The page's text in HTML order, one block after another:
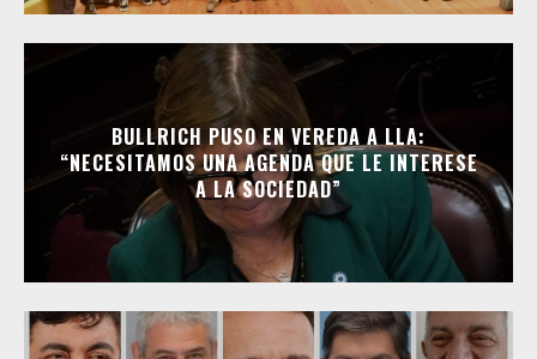
BULLRICH PUSO EN VEREDA A LLA:
“NECESITAMOS UNA AGENDA QUE LE INTERESE
A LA SOCIEDAD”